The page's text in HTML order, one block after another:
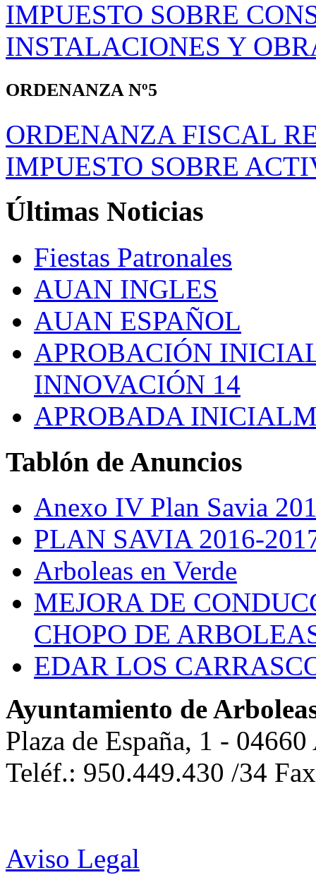
IMPUESTO SOBRE
INSTALACIONES Y
ORDENANZA Nº5
ORDENANZA FISCAL
IMPUESTO SOBRE
Últimas Noticias
Fiestas Patronales
AUAN INGLES
AUAN ESPAÑOL
APROBACIÓN
INNOVACIÓN 14
APROBADA
Tablón de Anuncios
Anexo IV Plan Savia
PLAN SAVIA 2016-
Arboleas en Verde
MEJORA DE
CHOPO DE
EDAR LOS
Ayuntamiento de
Plaza de España, 1 -
Teléf.: 950.449.430 /34
Aviso Legal